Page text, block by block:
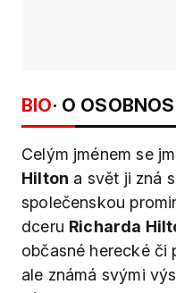
BIO· O
Celým jménem se
Hilton a svět ji zná
společenskou
dceru Richarda
občasné herecké či
ale známá svými